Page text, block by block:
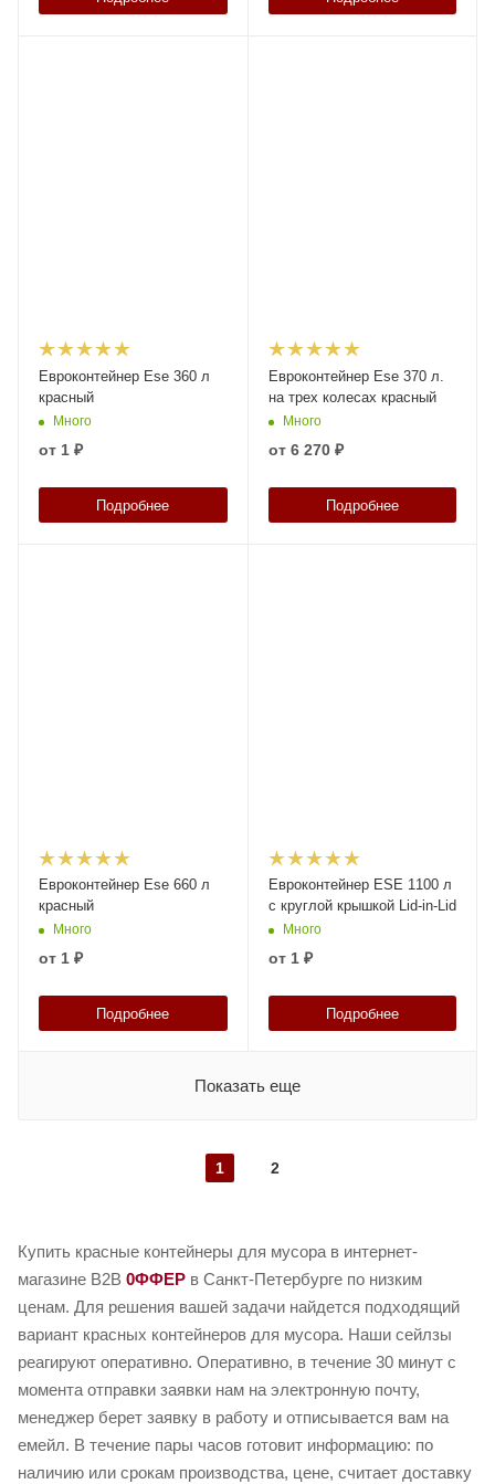
Евроконтейнер Ese 360 л
красный
Много
от 1 ₽
Подробнее
Евроконтейнер Ese 370 л.
на трех колесах красный
Много
от 6 270 ₽
Подробнее
Евроконтейнер Ese 660 л
красный
Много
от 1 ₽
Подробнее
Евроконтейнер ESE 1100 л
c круглой крышкой Lid-in-Lid
Много
от 1 ₽
Подробнее
Показать еще
1 2
Купить красные контейнеры для мусора в интернет-
магазине B2B 0ФФЕР в Санкт-Петербурге по низким
ценам. Для решения вашей задачи найдется подходящий
вариант красных контейнеров для мусора. Наши сейлзы
реагируют оперативно. Оперативно, в течение 30 минут с
момента отправки заявки нам на электронную почту,
менеджер берет заявку в работу и отписывается вам на
емейл. В течение пары часов готовит информацию: по
наличию или срокам производства, цене, считает доставку